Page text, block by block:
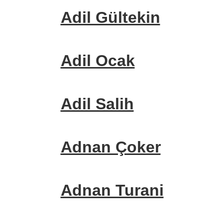
Adil Gültekin
Adil Ocak
Adil Salih
Adnan Çoker
Adnan Turani